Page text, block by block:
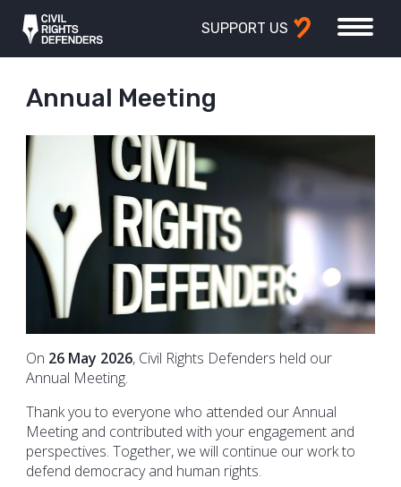
SUPPORT US
Annual Meeting
On 26 May 2026, Civil Rights Defenders held our
Annual Meeting.
Thank you to everyone who attended our Annual
Meeting and contributed with your engagement and
perspectives. Together, we will continue our work to
defend democracy and human rights.